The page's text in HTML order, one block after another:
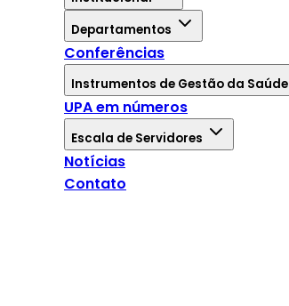
Departamentos
Conferências
Instrumentos de Gestão da Saúde
UPA em números
Escala de Servidores
Notícias
Contato